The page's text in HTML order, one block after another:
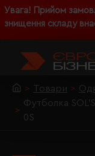
Увага! Прийом
знищення складу
Товари
Футболка
0S